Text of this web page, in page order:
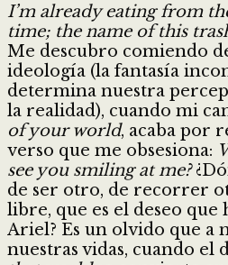
I’m already eating from
time; the name of this
Me descubro comiendo
ideología (la fantasía
determina nuestra
la realidad), cuando mi
of your world, acaba por
verso que me obsesiona:
see you smiling at me?
de ser otro, de recorrer
libre, que es el deseo que
Ariel? Es un olvido que a
nuestras vidas, cuando el